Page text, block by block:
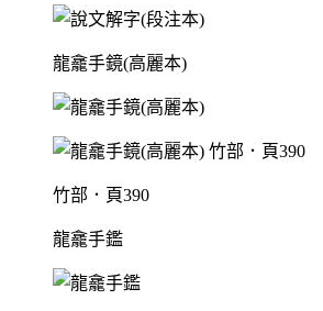
龍龕手鏡(高麗本)
竹部．頁390
龍龕手鑑